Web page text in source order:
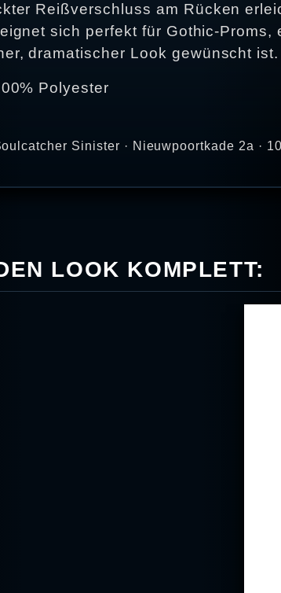
Reißverschluss am Rücken
sich perfekt für
dramatischer Look gewünscht ist.
Polyester
Sinister · Nieuwpoortkade 2a ·
LOOK KOMPLETT: